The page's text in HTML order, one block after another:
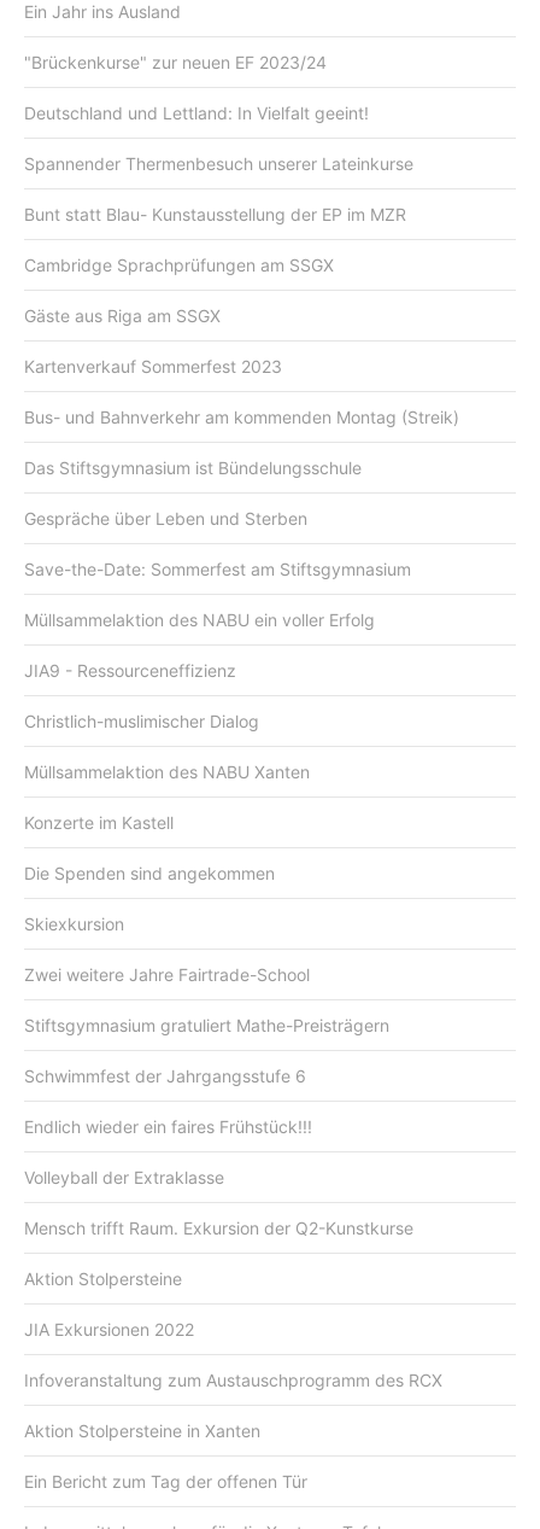
Ein Jahr ins Ausland
"Brückenkurse" zur neuen EF 2023/24
Deutschland und Lettland: In Vielfalt geeint!
Spannender Thermenbesuch unserer Lateinkurse
Bunt statt Blau- Kunstausstellung der EP im MZR
Cambridge Sprachprüfungen am SSGX
Gäste aus Riga am SSGX
Kartenverkauf Sommerfest 2023
Bus- und Bahnverkehr am kommenden Montag (Streik)
Das Stiftsgymnasium ist Bündelungsschule
Gespräche über Leben und Sterben
Save-the-Date: Sommerfest am Stiftsgymnasium
Müllsammelaktion des NABU ein voller Erfolg
JIA9 - Ressourceneffizienz
Christlich-muslimischer Dialog
Müllsammelaktion des NABU Xanten
Konzerte im Kastell
Die Spenden sind angekommen
Skiexkursion
Zwei weitere Jahre Fairtrade-School
Stiftsgymnasium gratuliert Mathe-Preisträgern
Schwimmfest der Jahrgangsstufe 6
Endlich wieder ein faires Frühstück!!!
Volleyball der Extraklasse
Mensch trifft Raum. Exkursion der Q2-Kunstkurse
Aktion Stolpersteine
JIA Exkursionen 2022
Infoveranstaltung zum Austauschprogramm des RCX
Aktion Stolpersteine in Xanten
Ein Bericht zum Tag der offenen Tür